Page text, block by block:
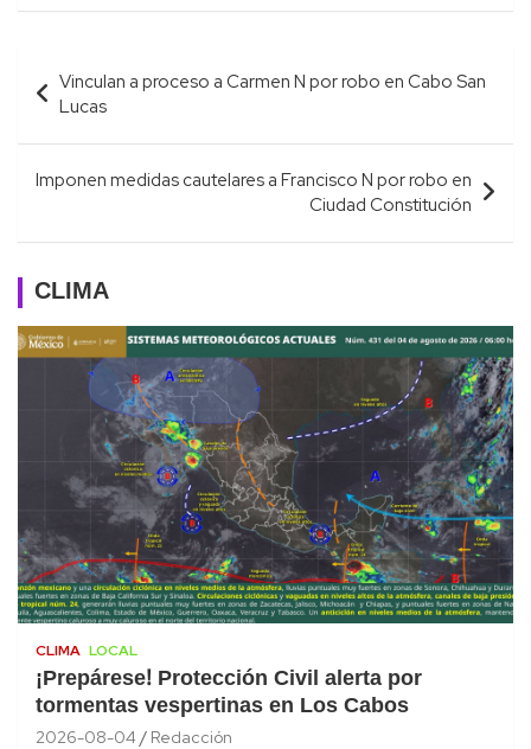
Navegación
de
entradas
Vinculan a proceso a Carmen N por robo en Cabo San
Lucas
Imponen medidas cautelares a Francisco N por robo en
Ciudad Constitución
CLIMA
CLIMA LOCAL
¡Prepárese! Protección Civil alerta por
tormentas vespertinas en Los Cabos
2026-08-04 Redacción